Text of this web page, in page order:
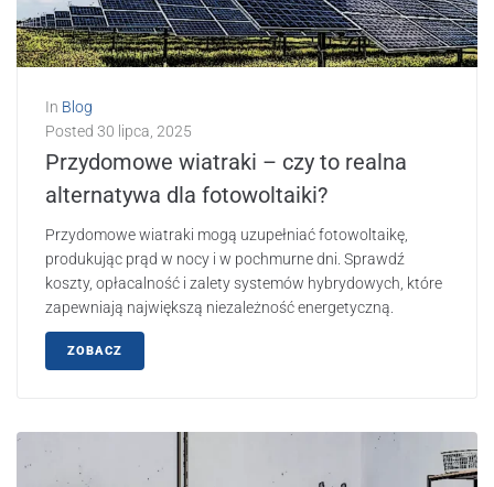
In Blog
Posted 30 lipca, 2025
Przydomowe wiatraki – czy to realna
alternatywa dla fotowoltaiki?
Przydomowe wiatraki mogą uzupełniać fotowoltaikę,
produkując prąd w nocy i w pochmurne dni. Sprawdź
koszty, opłacalność i zalety systemów hybrydowych, które
zapewniają największą niezależność energetyczną.
ZOBACZ